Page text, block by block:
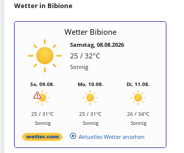
Wetter in Bibione
Wetter Bibione
Samstag, 08.08.2026
25 / 32°C
Sonnig
So, 09.08.
25 / 31°C
Sonnig
Mo, 10.08.
25 / 31°C
Sonnig
Di, 11.08.
26 / 34°C
Sonnig
Aktuelles Wetter ansehen